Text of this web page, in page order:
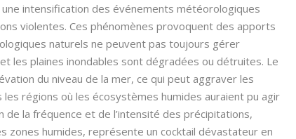
intensification des événements météorologiques
violentes. Ces phénomènes provoquent des apports
naturels ne peuvent pas toujours gérer
les plaines inondables sont dégradées ou détruites. Le
du niveau de la mer, ce qui peut aggraver les
régions où les écosystèmes humides auraient pu agir
de la fréquence et de l’intensité des précipitations,
zones humides, représente un cocktail dévastateur en